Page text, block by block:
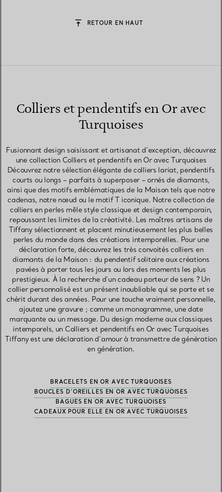
RETOUR EN HAUT
Colliers et pendentifs en Or avec
Turquoises
Fusionnant design saisissant et artisanat d’exception, découvrez
une collection Colliers et pendentifs en Or avec Turquoises
Découvrez notre sélection élégante de colliers lariat, pendentifs
courts ou longs – parfaits à superposer – ornés de diamants,
ainsi que des motifs emblématiques de la Maison tels que notre
cadenas, notre nœud ou le motif T iconique. Notre collection de
colliers en perles mêle style classique et design contemporain,
repoussant les limites de la créativité. Les maîtres artisans de
Tiffany sélectionnent et placent minutieusement les plus belles
perles du monde dans des créations intemporelles. Pour une
déclaration forte, découvrez les très convoités colliers en
diamants de la Maison : du pendentif solitaire aux créations
pavées à porter tous les jours ou lors des moments les plus
prestigieux. À la recherche d’un cadeau porteur de sens ? Un
collier personnalisé est un présent inoubliable qui se porte et se
chérit durant des années. Pour une touche vraiment personnelle,
ajoutez une gravure ; comme un monogramme, une date
marquante ou un message. Du design moderne aux classiques
intemporels, un Colliers et pendentifs en Or avec Turquoises
Tiffany est une déclaration d’amour à transmettre de génération
en génération.
BRACELETS EN OR AVEC TURQUOISES
BOUCLES D’OREILLES EN OR AVEC TURQUOISES
BAGUES EN OR AVEC TURQUOISES
CADEAUX POUR ELLE EN OR AVEC TURQUOISES